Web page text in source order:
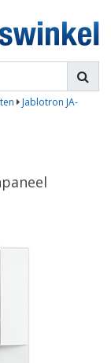
Jablotron JA-